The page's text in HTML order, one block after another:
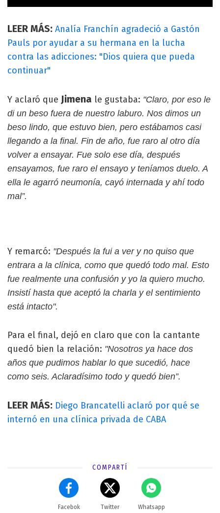
LEER MÁS: Analía Franchín agradeció a Gastón
Pauls por ayudar a su hermana en la lucha
contra las adicciones: "Dios quiera que pueda
continuar"
Y aclaró que Jimena le gustaba: "Claro, por eso le
di un beso fuera de nuestro laburo. Nos dimos un
beso lindo, que estuvo bien, pero estábamos casi
llegando a la final. Fin de año, fue raro al otro día
volver a ensayar. Fue solo ese día, después
ensayamos, fue raro el ensayo y teníamos duelo. A
ella le agarró neumonía, cayó internada y ahí todo
mal”.
Y remarcó: "Después la fui a ver y no quiso que
entrara a la clínica, como que quedó todo mal. Esto
fue realmente una confusión y yo la quiero mucho.
Insistí hasta que aceptó la charla y el sentimiento
está intacto".
Para el final, dejó en claro que con la cantante
quedó bien la relación: "Nosotros ya hace dos
años que pudimos hablar lo que sucedió, hace
como seis. Aclaradísimo todo y quedó bien”.
LEER MÁS: Diego Brancatelli aclaró por qué se
internó en una clínica privada de CABA
COMPARTÍ
Facebok Twitter Whatsapp